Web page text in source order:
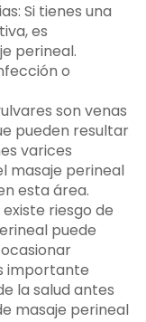
Si tienes una
es
perineal.
o
son venas
pueden resultar
varices
masaje perineal
esta área.
riesgo de
puede
importante
la salud antes
masaje perineal